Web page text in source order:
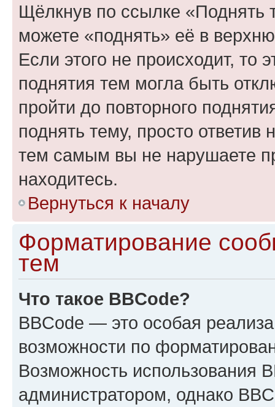
Щёлкнув по ссылке «Поднять
можете «поднять» её в
Если этого не происходит, то
поднятия тем могла быть
пройти до повторного
поднять тему, просто ответив
тем самым вы не нарушаете
находитесь.
Вернуться к началу
Форматирование
тем
Что такое BBCode?
BBCode — это особая
возможности по
Возможность использования
администратором, однако